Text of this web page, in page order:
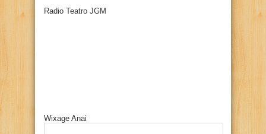
Radio Teatro JGM
Wixage Anai